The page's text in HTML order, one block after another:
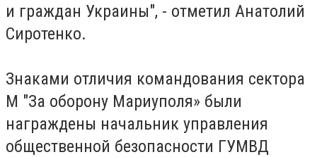
и граждан Украины", - отметил Анатолий
Сиротенко.
Знаками отличия командования сектора
М "За оборону Мариуполя» были
награждены начальник управления
общественной безопасности ГУМВД